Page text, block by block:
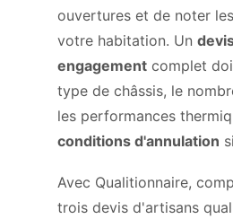
ouvertures et de noter
votre habitation. Un
engagement complet
type de châssis, le
les performances
conditions d'annulation
Avec Qualitionnaire,
trois devis d'artisans